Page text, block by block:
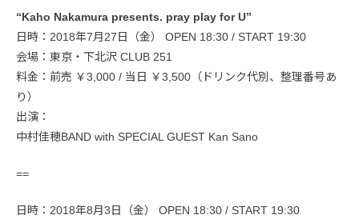
“Kaho Nakamura presents. pray play for U”
日時：2018年7月27日（金） OPEN 18:30 / START 19:30
会場：東京・下北沢 CLUB 251
料金：前売 ￥3,000 / 当日 ￥3,500（ドリンク代別、整理番号あ
り）
出演：
中村佳穂BAND with SPECIAL GUEST Kan Sano
==
日時：2018年8月3日（金） OPEN 18:30 / START 19:30